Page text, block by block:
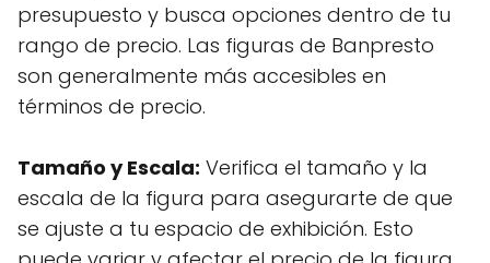
presupuesto y busca opciones dentro de tu
rango de precio. Las figuras de Banpresto
son generalmente más accesibles en
términos de precio.
Tamaño y Escala: Verifica el tamaño y la
escala de la figura para asegurarte de que
se ajuste a tu espacio de exhibición. Esto